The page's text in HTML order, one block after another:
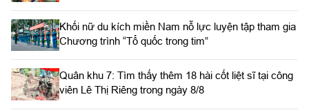
Khối nữ du kích miền Nam nỗ lực luyện tập tham gia
Chương trình “Tổ quốc trong tim”
Quân khu 7: Tìm thấy thêm 18 hài cốt liệt sĩ tại công
viên Lê Thị Riêng trong ngày 8/8